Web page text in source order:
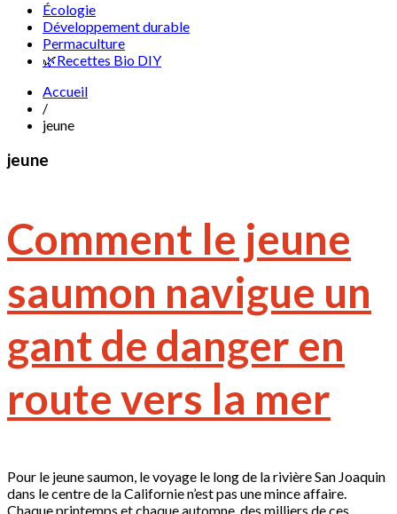
Écologie
Développement durable
Permaculture
🌿Recettes Bio DIY
Accueil
/
jeune
jeune
Comment le jeune
saumon navigue un
gant de danger en
route vers la mer
Pour le jeune saumon, le voyage le long de la rivière San Joaquin
dans le centre de la Californie n’est pas une mince affaire.
Chaque printemps et chaque automne, des milliers de ces